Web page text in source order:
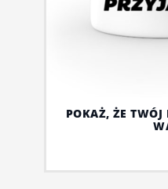
POKAŻ, ŻE TWÓJ